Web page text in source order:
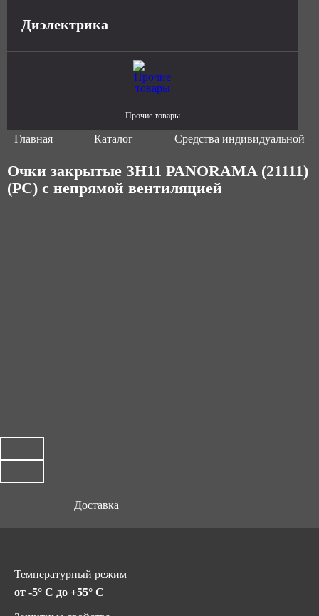
Диэлектрика
Прочие товары
Главная Каталог Средства индивидуальной
Очки закрытые ЗН11 PANORAMA (21111)
(PC) с непрямой вентиляцией
Доставка
Температурный режим
от -5° C до +55° C